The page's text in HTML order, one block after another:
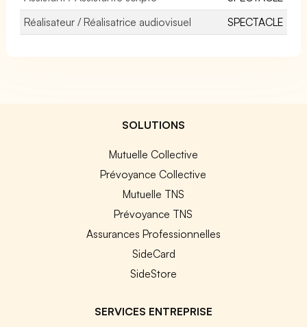
Réalisateur / Réalisatrice audiovisuel
SPECTACLE
SOLUTIONS
Mutuelle Collective
Prévoyance Collective
Mutuelle TNS
Prévoyance TNS
Assurances Professionnelles
SideCard
SideStore
SERVICES ENTREPRISE